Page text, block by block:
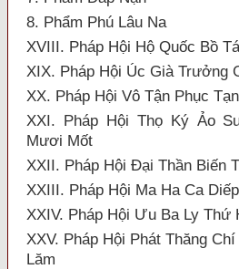
8. Phẩm Phú Lâu Na
XVIII. Pháp Hội Hộ Quốc Bồ
XIX. Pháp Hội Úc Già Trưởng
XX. Pháp Hội Vô Tận Phục
XXI. Pháp Hội Thọ Ký Ảo
Mươi Mốt
XXII. Pháp Hội Đại Thần Biến
XXIII. Pháp Hội Ma Ha Ca
XXIV. Pháp Hội Ưu Ba Ly Thứ
XXV. Pháp Hội Phát Thăng
Lăm